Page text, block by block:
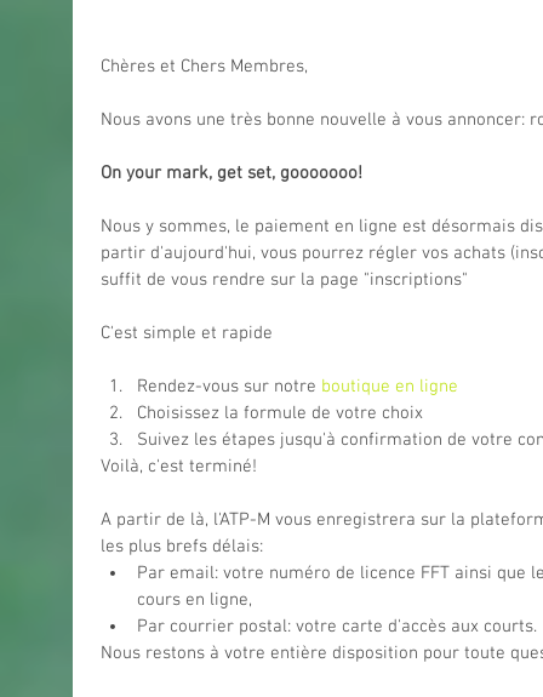
Chères et Chers Membres,
Nous avons une très bonne nouvelle à vous annoncer:
On your mark, get set, gooooooo!
Nous y sommes, le paiement en ligne est désormais
partir d'aujourd'hui, vous pourrez régler vos achats
suffit de vous rendre sur la page "inscriptions"
C'est simple et rapide
Rendez-vous sur notre boutique en ligne
Choisissez la formule de votre choix
Suivez les étapes jusqu'à confirmation de votre
Voilà, c'est terminé!
A partir de là, l'ATP-M vous enregistrera sur la
les plus brefs délais:
Par email: votre numéro de licence FFT ainsi
cours en ligne,​
Par courrier postal: votre carte d'accès aux courts.​
Nous restons à votre entière disposition pour toute